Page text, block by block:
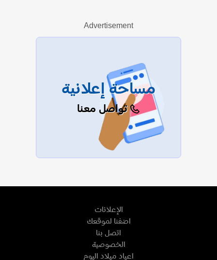
عرض الكل
Advertisement
مساحة إعلانية
تواصل معنا
الإعلانات
اضفنا لموقعك
اتصل بنا
الخصوصية
اعياد ميلاد اليوم